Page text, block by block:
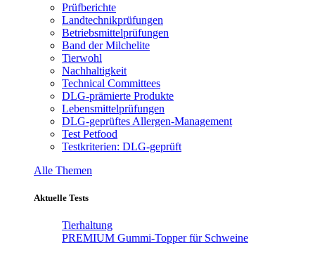
Prüfberichte
Landtechnikprüfungen
Betriebsmittelprüfungen
Band der Milchelite
Tierwohl
Nachhaltigkeit
Technical Committees
DLG-prämierte Produkte
Lebensmittelprüfungen
DLG-geprüftes Allergen-Management
Test Petfood
Testkriterien: DLG-geprüft
Alle Themen
Aktuelle Tests
Tierhaltung
PREMIUM Gummi-Topper für Schweine